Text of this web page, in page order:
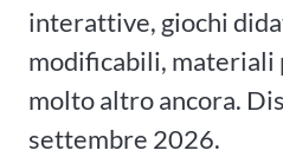
interattive, giochi
modificabili, materiali
molto altro ancora.
settembre 2026.